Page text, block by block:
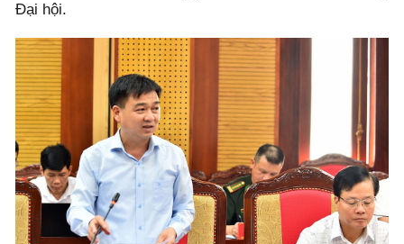
Đại hội.